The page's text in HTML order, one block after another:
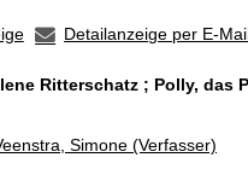
Detailanzeige per E-
Ritterschatz ; Polly, das
Simone (Verfasser)